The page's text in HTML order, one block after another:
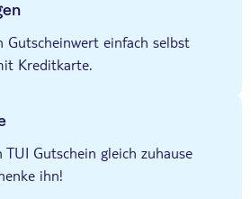
Gutscheinwert einfach selbst
Kreditkarte.
TUI Gutschein gleich zuhause
ihn!